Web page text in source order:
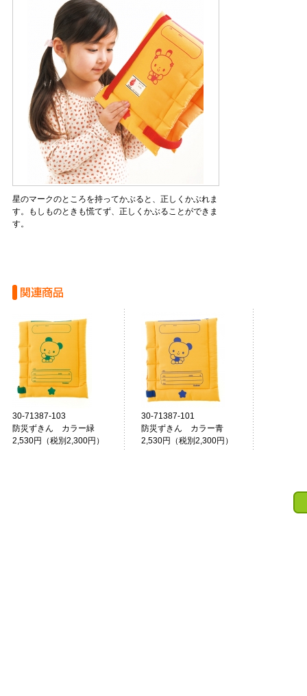
星のマークのところを持ってかぶると、正しくかぶれま
す。もしものときも慌てず、正しくかぶることができま
す。
30-71387-103
防災ずきん カラー緑
2,530円（税別2,300円）
30-71387-101
防災ずきん カラー青
2,530円（税別2,300円）